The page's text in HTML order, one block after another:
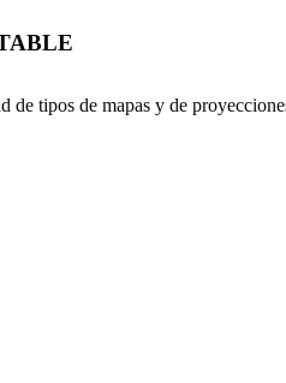
tipos de mapas y de